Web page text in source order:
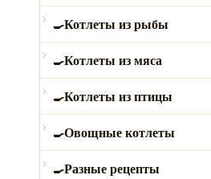
Котлеты из рыбы
Котлеты из мяса
Котлеты из птицы
Овощные котлеты
Разные рецепты